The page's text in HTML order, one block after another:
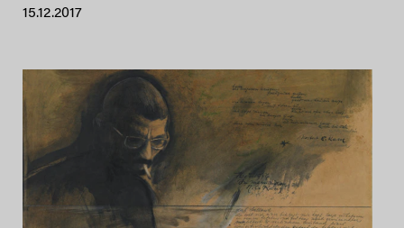
15.12.2017